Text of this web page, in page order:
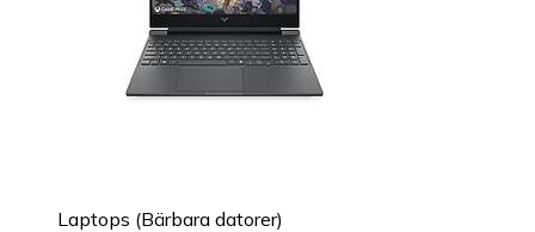
Laptops (Bärbara datorer)